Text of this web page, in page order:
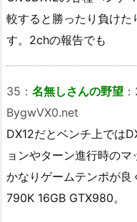
較すると勝ったり負けた
す。2chの報告でも
35 ： 名無しさんの野望 ：
BygwVX0.net
DX12だとベンチ上では
ョンやターン進行時のマ
かなりゲームテンポが
790K 16GB GTX980。